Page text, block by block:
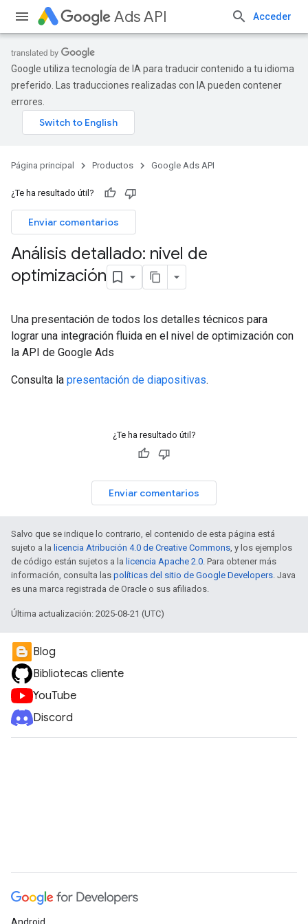
Ads API Acceder
Google utiliza tecnología de IA para traducir contenido a tu idioma
preferido. Las traducciones realizadas con IA pueden contener
errores.
Página principal Productos Google Ads API
¿Te ha resultado útil?
Enviar comentarios
Análisis detallado: nivel de
optimización
Una presentación de todos los detalles técnicos para
lograr una integración fluida en el nivel de optimización con
la API de Google Ads
Consulta la presentación de diapositivas.
¿Te ha resultado útil?
Enviar comentarios
Salvo que se indique lo contrario, el contenido de esta página está
sujeto a la licencia Atribución 4.0 de Creative Commons, y los ejemplos
de código están sujetos a la licencia Apache 2.0. Para obtener más
información, consulta las políticas del sitio de Google Developers. Java
es una marca registrada de Oracle o sus afiliados.
Última actualización: 2025-08-21 (UTC)
Blog
Bibliotecas cliente
YouTube
Discord